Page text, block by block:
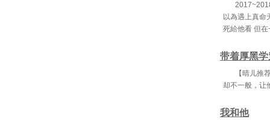
以為遇上真命
死給他看 但
带着厚黑
【晴儿推
却不一般，让
我和他